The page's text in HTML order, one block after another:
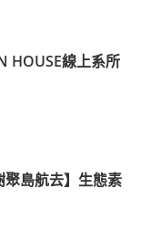
HOUSE線上系所
島航去】生態素